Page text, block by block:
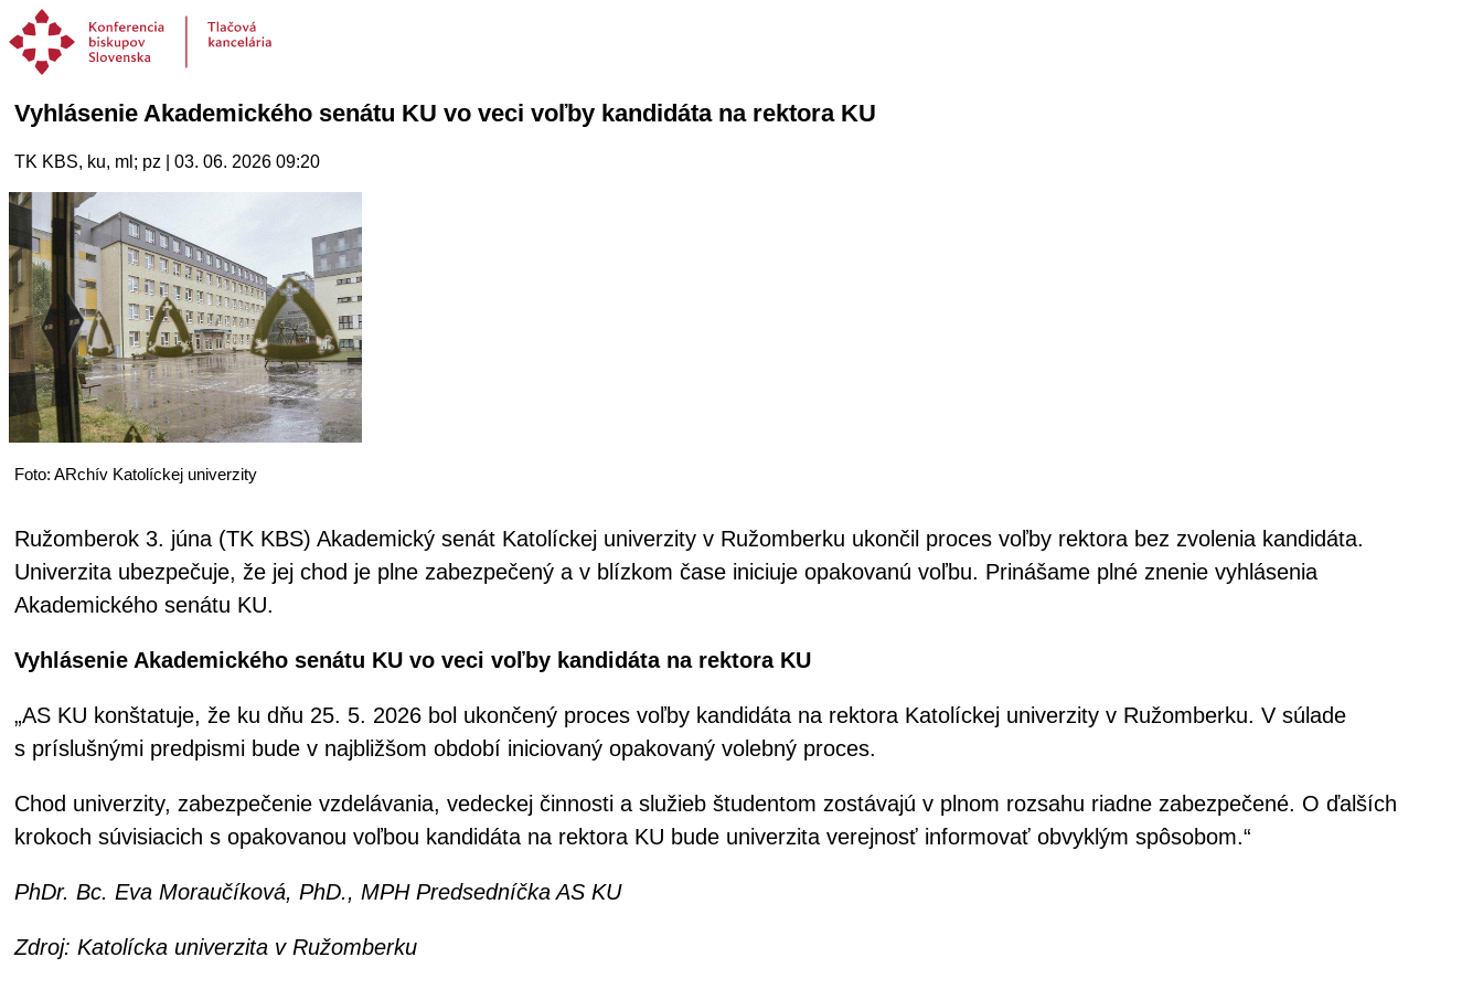
Vyhlásenie Akademického senátu KU vo veci voľby kandidáta na rektora KU
TK KBS, ku, ml; pz | 03. 06. 2026 09:20
Foto: ARchív Katolíckej univerzity
Ružomberok 3. júna (TK KBS) Akademický senát Katolíckej univerzity v Ružomberku ukončil proces voľby rektora bez zvolenia kandidáta.
Univerzita ubezpečuje, že jej chod je plne zabezpečený a v blízkom čase iniciuje opakovanú voľbu. Prinášame plné znenie vyhlásenia
Akademického senátu KU.
Vyhlásenie Akademického senátu KU vo veci voľby kandidáta na rektora KU
„AS KU konštatuje, že ku dňu 25. 5. 2026 bol ukončený proces voľby kandidáta na rektora Katolíckej univerzity v Ružomberku. V súlade
s príslušnými predpismi bude v najbližšom období iniciovaný opakovaný volebný proces.
Chod univerzity, zabezpečenie vzdelávania, vedeckej činnosti a služieb študentom zostávajú v plnom rozsahu riadne zabezpečené. O ďalších
krokoch súvisiacich s opakovanou voľbou kandidáta na rektora KU bude univerzita verejnosť informovať obvyklým spôsobom.“
PhDr. Bc. Eva Moraučíková, PhD., MPH Predsedníčka AS KU
Zdroj: Katolícka univerzita v Ružomberku